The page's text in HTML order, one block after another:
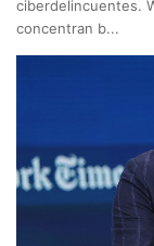
ciberdelincuentes.
concentran b...